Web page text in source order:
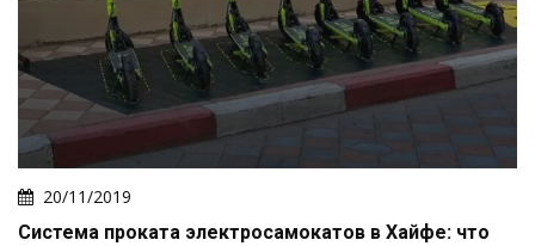
20/11/2019
Система проката электросамокатов в Хайфе: что